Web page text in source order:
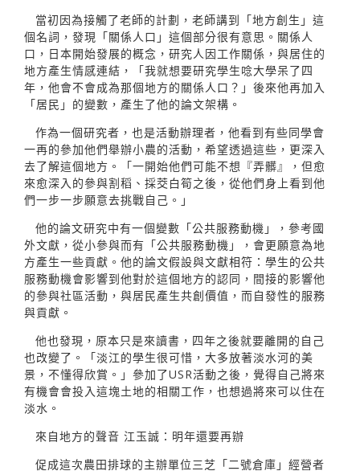
當初因為接觸了老師的計劃，老師講到「地方創生」這
個名詞，發現「關係人口」這個部分很有意思。關係人
口，日本開始發展的概念，研究人因工作關係，與居住的
地方產生情感連結，「我就想要研究學生唸大學呆了四
年，他會不會成為那個地方的關係人口？」後來他再加入
「居民」的變數，產生了他的論文架構。
作為一個研究者，也是活動辦理者，他看到有些同學會
一再的參加他們舉辦小農的活動，希望透過這些，更深入
去了解這個地方。「一開始他們可能不想『弄髒』，但愈
來愈深入的參與割稻、採茭白筍之後，從他們身上看到他
們一步一步願意去挑戰自己。」
他的論文研究中有一個變數「公共服務動機」，參考國
外文獻，從小參與而有「公共服務動機」，會更願意為地
方產生一些貢獻。他的論文假設與文獻相符：學生的公共
服務動機會影響到他對於這個地方的認同，間接的影響他
的參與社區活動，與居民產生共創價值，而自發性的服務
與貢獻。
他也發現，原本只是來讀書，四年之後就要離開的自己
也改變了。「淡江的學生很可惜，大多放著淡水河的美
景，不懂得欣賞。」參加了USR活動之後，覺得自己將來
有機會會投入這塊土地的相關工作，也想過將來可以住在
淡水。
來自地方的聲音 江玉誠：明年還要再辦
促成這次農田排球的主辦單位三芝「二號倉庫」經營者